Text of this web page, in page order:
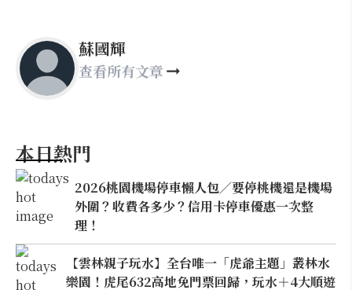
蘇國輝
查看所有文章
本日熱門
2026桃園機場停車懶人包／要停桃機還是機場
外圍？收費各多少？信用卡停車優惠一次整
理！
【雲林親子玩水】全台唯一「虎爺主題」叢林水
樂園！虎尾632高地免門票回歸，玩水＋4大順遊